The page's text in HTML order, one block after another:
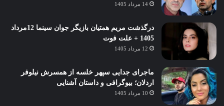
14 مرداد 1405
درگذشت مریم همتیان بازیگر جوان سینما 12مرداد
1405 + علت فوت
12 مرداد 1405
ماجرای جدایی سپهر خلسه از همسرش نیلوفر
اردلان؛ بیوگرافی و داستان آشنایی
10 مرداد 1405